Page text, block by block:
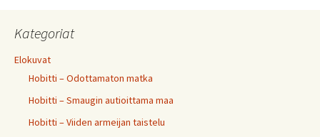
Kategoriat
Elokuvat
Hobitti – Odottamaton matka
Hobitti – Smaugin autioittama maa
Hobitti – Viiden armeijan taistelu